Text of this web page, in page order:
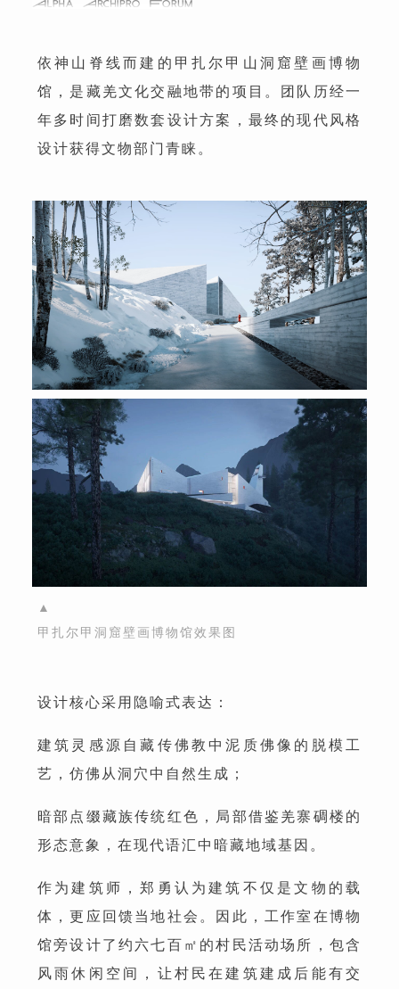
依神山脊线而建的甲扎尔甲山洞窟壁画博物
馆，是藏羌文化交融地带的项目。团队历经一
年多时间打磨数套设计方案，最终的现代风格
设计获得文物部门青睐。
▲
甲扎尔甲洞窟壁画博物馆效果图
设计核心采用隐喻式表达：
建筑灵感源自藏传佛教中泥质佛像的脱模工
艺，仿佛从洞穴中自然生成；
暗部点缀藏族传统红色，局部借鉴羌寨碉楼的
形态意象，在现代语汇中暗藏地域基因。
作为建筑师，郑勇认为建筑不仅是文物的载
体，更应回馈当地社会。因此，工作室在博物
馆旁设计了约六七百㎡的村民活动场所，包含
风雨休闲空间，让村民在建筑建成后能有交